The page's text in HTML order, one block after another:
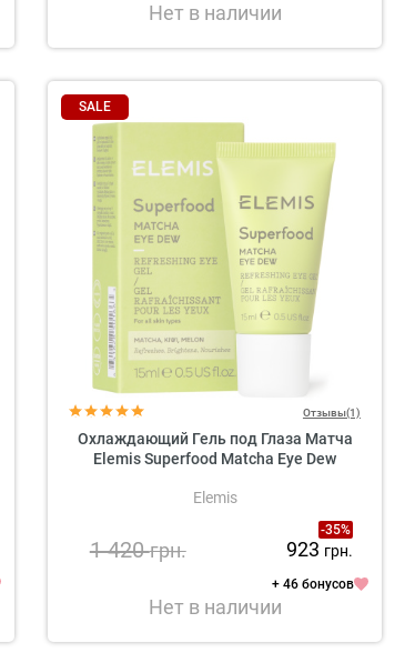
Нет в наличии
SALE
Отзывы(1)
Охлаждающий Гель под Глаза Матча
Elemis Superfood Matcha Eye Dew
Elemis
-35%
1 420грн. 923 грн.
+ 46 бонусов
Нет в наличии